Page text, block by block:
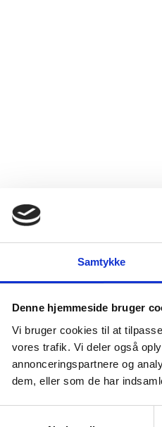
Samtykke
Denne hjemmeside bruger
Vi bruger cookies til at
vores trafik. Vi deler også
annonceringspartnere og
dem, eller som de har